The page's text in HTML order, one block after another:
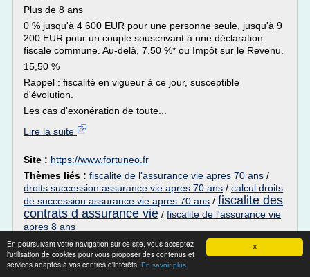
X
En poursuivant votre navigation sur ce site, vous acceptez
l'utilisation de cookies pour vous proposer des contenus et
services adaptés à vos centres d'intérêts. En savoir plus
Plus de 8 ans
0 % jusqu'à 4 600 EUR pour une personne seule, jusqu'à 9
200 EUR pour un couple souscrivant à une déclaration
fiscale commune. Au-delà, 7,50 %* ou Impôt sur le Revenu.
15,50 %
Rappel : fiscalité en vigueur à ce jour, susceptible
d'évolution.
Les cas d'exonération de toute...
Lire la suite
Site : https://www.fortuneo.fr
Thèmes liés : fiscalite de l'assurance vie apres 70 ans /
droits succession assurance vie apres 70 ans / calcul droits
de succession assurance vie apres 70 ans / fiscalite des
contrats d assurance vie / fiscalite de l'assurance vie
apres 8 ans
Compte Épargne Libre Avenir Multisupport
| MIF Assurance Vie